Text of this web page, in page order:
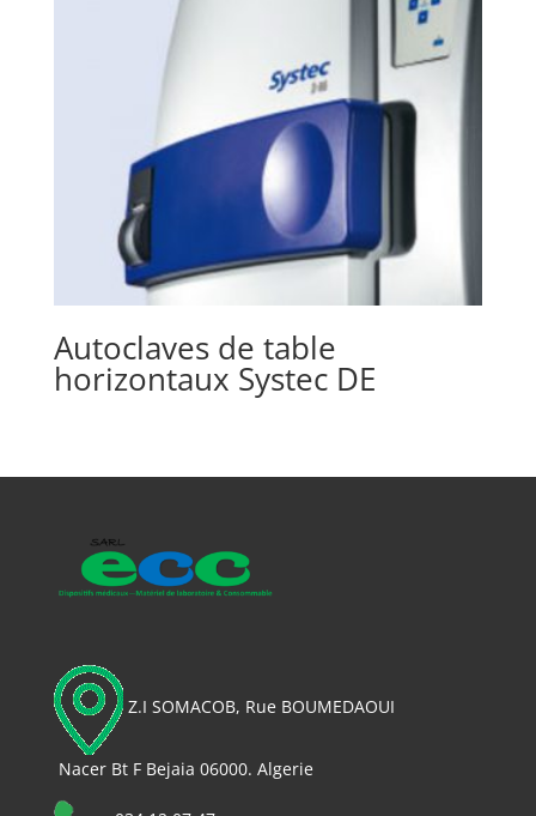
Autoclaves de table
horizontaux Systec DE
Z.I SOMACOB, Rue BOUMEDAOUI
Nacer Bt F Bejaia 06000. Algerie